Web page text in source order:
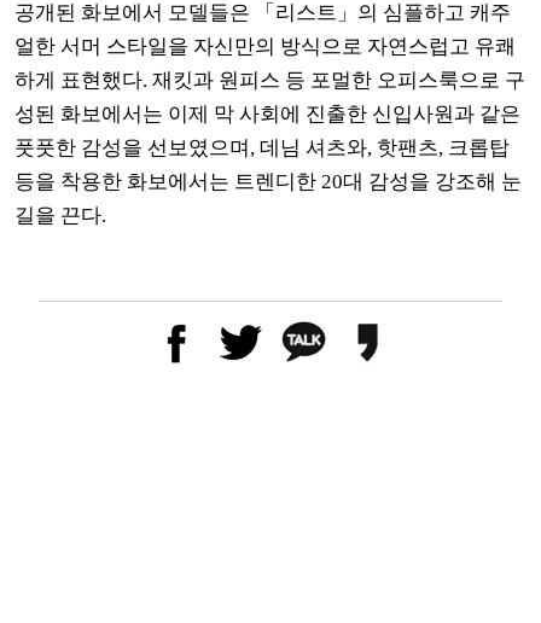
공개된 화보에서 모델들은 「 리스트 」 의 심플하고 캐주
얼한 서머 스타일을 자신만의 방식으로 자연스럽고 유쾌
하게 표현했다. 재킷과 원피스 등 포멀한 오피스룩으로 구
성된 화보에서는 이제 막 사회에 진출한 신입사원과 같은
풋풋한 감성을 선보였으며 , 데님 셔츠와, 핫팬츠, 크롭탑
등을 착용한 화보에서는 트렌디한 20대 감성을 강조해 눈
길을 끈다.